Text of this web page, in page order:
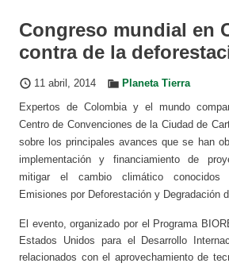
Congreso mundial en
contra de la
11 abril, 2014 Planeta Tierra
Expertos de Colombia y el mundo
Centro de Convenciones de la Ciudad de
sobre los principales avances que se han
implementación y financiamiento de
mitigar el cambio climático conocidos
Emisiones por Deforestación y Degradación
El evento, organizado por el Programa
Estados Unidos para el Desarrollo
relacionados con el aprovechamiento de